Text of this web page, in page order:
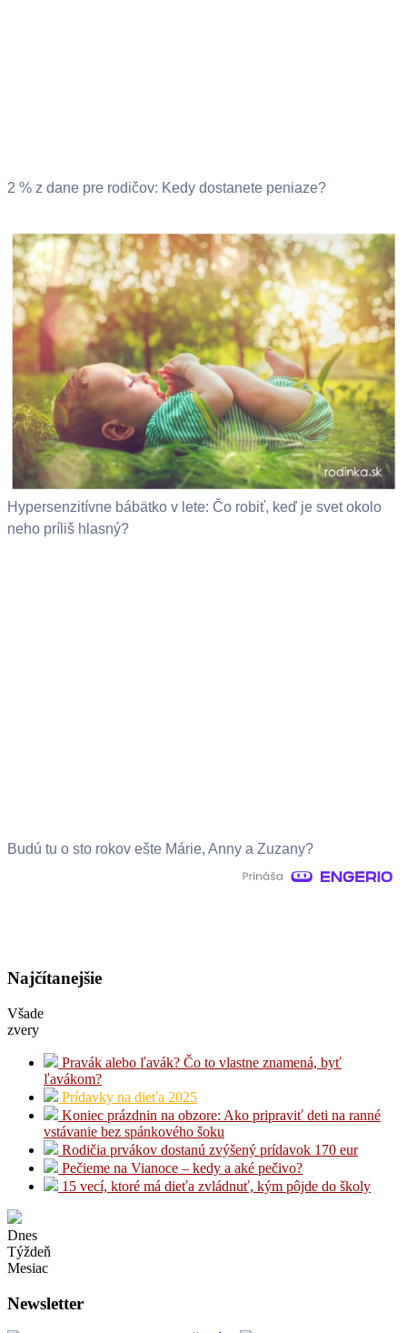
2 % z dane pre rodičov: Kedy dostanete peniaze?
Hypersenzitívne bábätko v lete: Čo robiť, keď je svet okolo
neho príliš hlasný?
Budú tu o sto rokov ešte Márie, Anny a Zuzany?
Najčítanejšie
Všade
zvery
Pravák alebo ľavák? Čo to vlastne znamená, byť
ľavákom?
Prídavky na dieťa 2025
Koniec prázdnin na obzore: Ako pripraviť deti na ranné
vstávanie bez spánkového šoku
Rodičia prvákov dostanú zvýšený prídavok 170 eur
Pečieme na Vianoce – kedy a aké pečivo?
15 vecí, ktoré má dieťa zvládnuť, kým pôjde do školy
Dnes
Týždeň
Mesiac
Newsletter